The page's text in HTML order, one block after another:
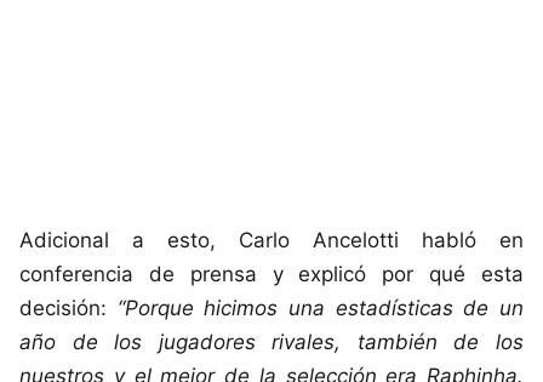
Adicional a esto, Carlo Ancelotti habló en
conferencia de prensa y explicó por qué esta
decisión: “Porque hicimos una estadísticas de un
año de los jugadores rivales, también de los
nuestros y el mejor de la selección era Raphinha.